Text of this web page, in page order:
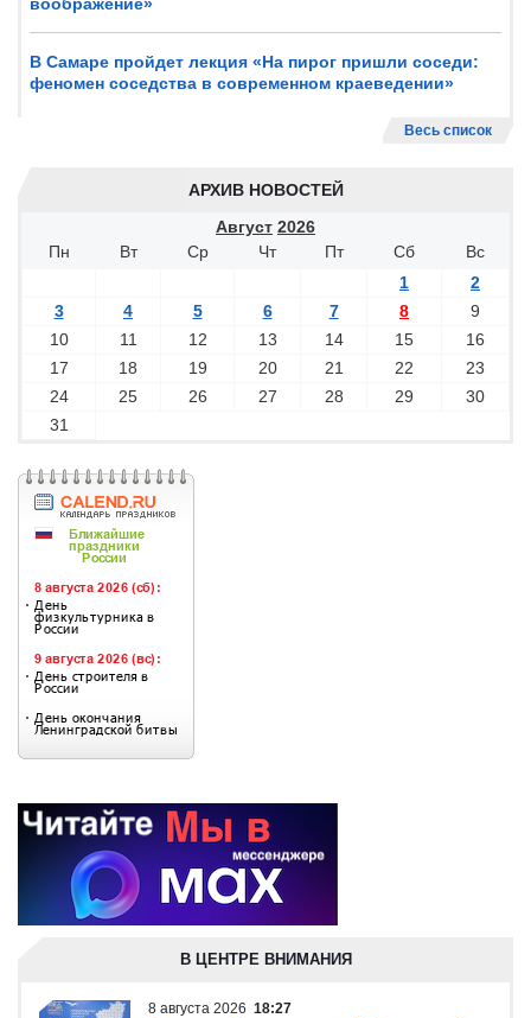
В Самаре пройдет лекция «На пирог пришли соседи:
феномен соседства в современном краеведении»
Весь список
АРХИВ НОВОСТЕЙ
Август 2026
Пн
Вт Ср Чт Пт Сб
Вс
1
2
3
4 5 6 7 8
9
10
11 12 13 14 15
16
17
18 19 20 21 22
23
24
25 26 27 28 29
30
31
В ЦЕНТРЕ ВНИМАНИЯ
8 августа 2026 18:27